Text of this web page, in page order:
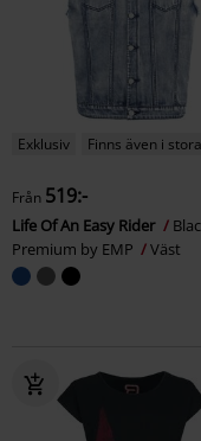
Exklusiv Finns även i
Från 519:-
Life Of An Easy Rider
Premium by EMP
Väst